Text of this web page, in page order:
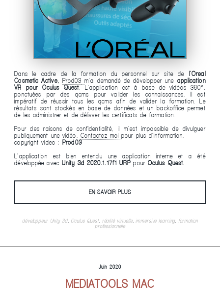
Dans le cadre de la formation du personnel sur site de l'Oreal
Cosmetic Active, Prod03 m'a demandé de développer une application
VR pour Oculus Quest. L'application est à base de vidéos 360°,
ponctuées par des qcms pour valider les connaissances. Il est
impératif de réussir tous les qcms afin de valider la formation. Le
résultats sont stockés en base de données et un backoffice permet
de les administrer et de délivver les certificats de formation.
Pour des raisons de confidentialité, il m'est impossible de divulguer
publiquement une vidéo. Contactez-moipour plus d'information.
copyright video :Prod03
L'application est bien entendu une application interne et a été
développée avec Unity 3d 2020.1.17f1 URPpour Oculus Quest.
EN SAVOIR PLUS
développeur Unity 3d, Oculus Quest, réalité virtuelle,immersive learning, formation
professionnelle
Juin 2020
MEDIATOOLS MAC